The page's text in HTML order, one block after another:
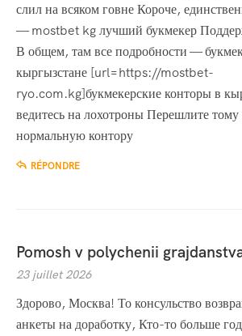
слил на всяком говне Короче,
— mostbet kg лучший букмекер
В общем, там все подробности —
кыргызстане [url=https://mostbet-
ryo.com.kg]букмекерские конторы в
ведитесь на лохотроны Перешлите
нормальную контору
RÉPONDRE
Pomosh v polychenii
23 juillet 2026
Здорово, Москва! То консульство
анкеты на доработку, Кто-то больше